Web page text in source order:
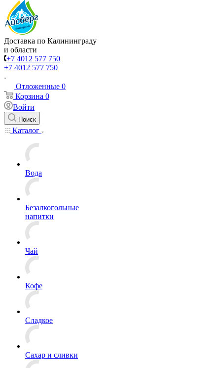
Доставка по Калининграду
и области
+7 4012 577 750
+7 4012 577 750
Отложенные 0
Корзина 0
Войти
Поиск
Каталог
Вода
Безалкогольные
напитки
Чай
Кофе
Сладкое
Сахар и сливки